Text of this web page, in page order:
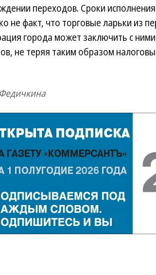
переходов. Сроки
не факт, что торговые ларьки из
города может заключить с
не теряя таким образом